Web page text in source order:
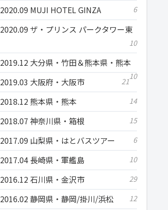
2020.09 MUJI HOTEL GINZA 6
2020.09 ザ・プリンス パークタワー東
10
2019.12 大分県・竹田＆熊本県・熊本
10
2019.03 大阪府・大阪市 21
2018.12 熊本県・熊本 14
2018.07 神奈川県・箱根 15
2017.09 山梨県・はとバスツアー 6
2017.04 長崎県・軍艦島 10
2016.12 石川県・金沢市 29
2016.02 静岡県・静岡/掛川/浜松 12